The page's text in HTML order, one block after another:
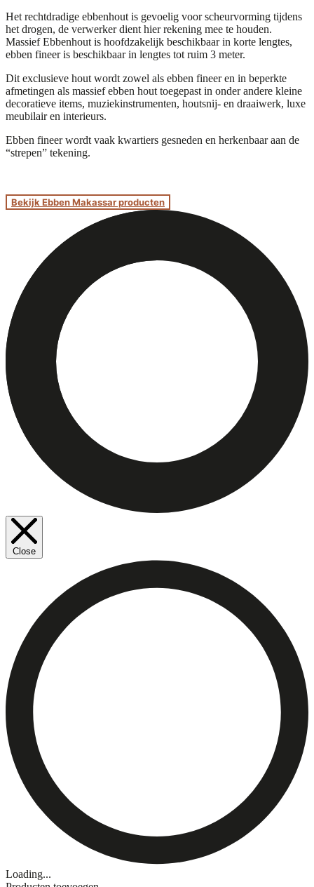
Het rechtdradige ebbenhout is gevoelig voor scheurvorming tijdens
het drogen, de verwerker dient hier rekening mee te houden.
Massief Ebbenhout is hoofdzakelijk beschikbaar in korte lengtes,
ebben fineer is beschikbaar in lengtes tot ruim 3 meter.
Dit exclusieve hout wordt zowel als ebben fineer en in beperkte
afmetingen als massief ebben hout toegepast in onder andere kleine
decoratieve items, muziekinstrumenten, houtsnij- en draaiwerk, luxe
meubilair en interieurs.
Ebben fineer wordt vaak kwartiers gesneden en herkenbaar aan de
“strepen” tekening.
Bekijk Ebben Makassar producten
Close
Loading...